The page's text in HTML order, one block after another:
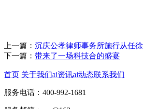
上一篇： 沉庆公孝律师事务所施行从任徐
下一篇： 带来了一场科技合的盛宴
首页 关于我们ai资讯ai动态联系我们
服务电话：400-992-1681